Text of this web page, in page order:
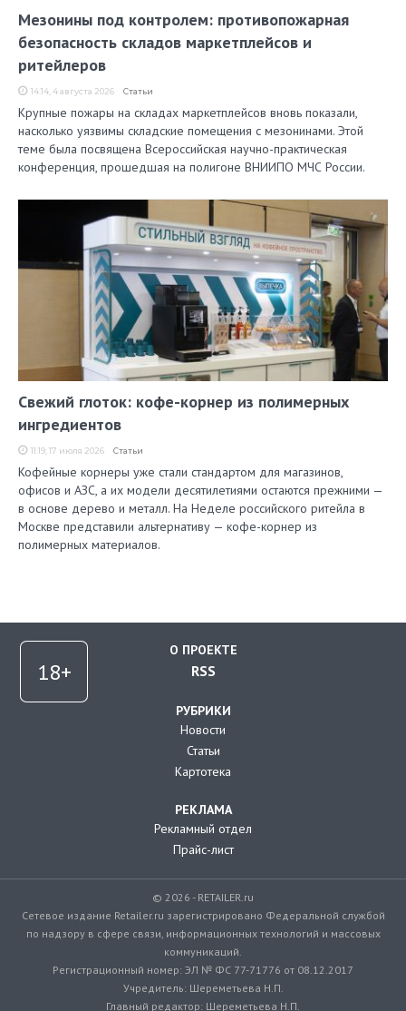
Мезонины под контролем: противопожарная
безопасность складов маркетплейсов и
ритейлеров
14:14, 4 августа 2026 Статьи
Крупные пожары на складах маркетплейсов вновь показали,
насколько уязвимы складские помещения с мезонинами. Этой
теме была посвящена Всероссийская научно-практическая
конференция, прошедшая на полигоне ВНИИПО МЧС России.
Свежий глоток: кофе-корнер из полимерных
ингредиентов
11:19, 17 июля 2026 Статьи
Кофейные корнеры уже стали стандартом для магазинов,
офисов и АЗС, а их модели десятилетиями остаются прежними —
в основе дерево и металл. На Неделе российского ритейла в
Москве представили альтернативу — кофе-корнер из
полимерных материалов.
О ПРОЕКТЕ
RSS
РУБРИКИ
Новости
Статьи
Картотека
РЕКЛАМА
Рекламный отдел
Прайс-лист
© 2026 - RETAILER.ru
Сетевое издание Retailer.ru зарегистрировано Федеральной службой
по надзору в сфере связи, информационных технологий и массовых
коммуникаций.
Регистрационный номер: ЭЛ № ФС 77-71776 от 08.12.2017
Учредитель: Шереметьева Н.П.
Главный редактор: Шереметьева Н.П.